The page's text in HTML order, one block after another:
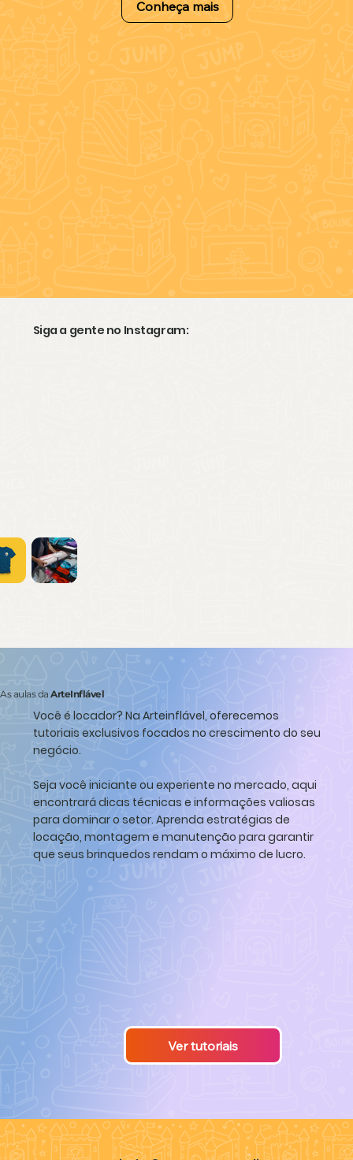
Conheça mais
Siga a gente no Instagram:
Ver tutoriais
As aulas daArteInflável
Você é locador? Na Arteinflável, oferecemos
tutoriais exclusivos focados no crescimento do seu
negócio.
Seja você iniciante ou experiente no mercado, aqui
encontrará dicas técnicas e informações valiosas
para dominar o setor. Aprenda estratégias de
locação, montagem e manutenção para garantir
que seus brinquedos rendam o máximo de lucro.